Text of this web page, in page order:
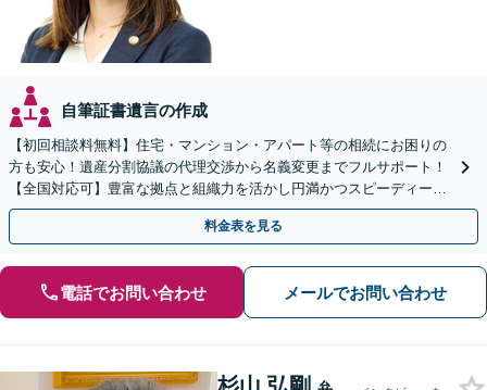
自筆証書遺言の作成
【初回相談料無料】住宅・マンション・アパート等の相続にお困りの
方も安心！遺産分割協議の代理交渉から名義変更までフルサポート！
【全国対応可】豊富な拠点と組織力を活かし円満かつスピーディーに
相続手続きをお手伝いします【取扱い実績2000件以上】
料金表を見る
電話でお問い合わせ メールでお問い合わせ